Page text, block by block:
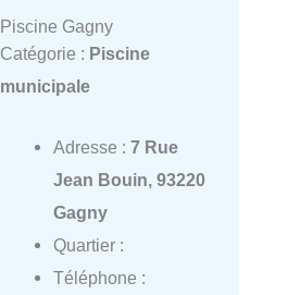
Piscine Gagny
Catégorie : Piscine
municipale
Adresse : 7 Rue
Jean Bouin, 93220
Gagny
Quartier :
Téléphone :